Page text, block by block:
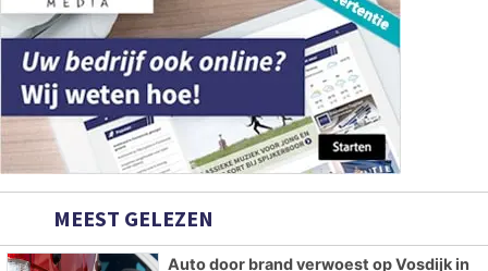
MEEST GELEZEN
Auto door brand verwoest op Vosdijk in